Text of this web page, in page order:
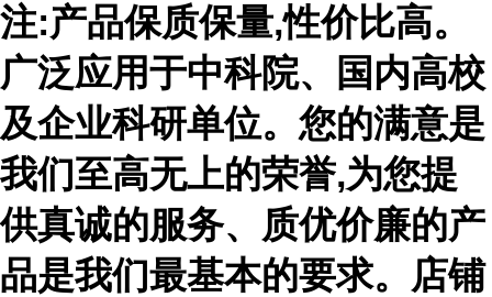
注:产品保质保量,性价比高。
广泛应用于中科院、国内高校
及企业科研单位。您的满意是
我们至高无上的荣誉,为您提
供真诚的服务、质优价廉的产
品是我们最基本的要求。店铺